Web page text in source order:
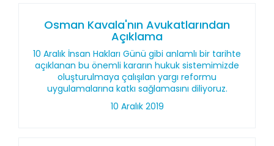
Osman Kavala'nın Avukatlarından
Açıklama
10 Aralık İnsan Hakları Günü gibi anlamlı bir tarihte
açıklanan bu önemli kararın hukuk sistemimizde
oluşturulmaya çalışılan yargı reformu
uygulamalarına katkı sağlamasını diliyoruz.
10 Aralık 2019